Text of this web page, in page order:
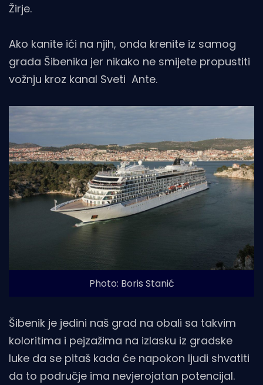
Žirje.
Ako kanite ići na njih, onda krenite iz samog
grada Šibenika jer nikako ne smijete propustiti
vožnju kroz kanal Sveti Ante.
Photo: Boris Stanić
Šibenik je jedini naš grad na obali sa takvim
koloritima i pejzažima na izlasku iz gradske
luke da se pitaš kada će napokon ljudi shvatiti
da to područje ima nevjerojatan potencijal.